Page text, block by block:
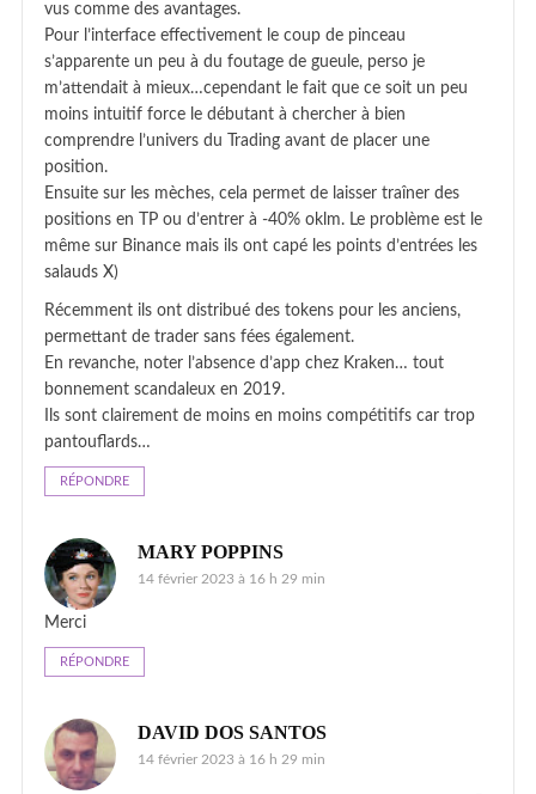
vus comme des avantages.
Pour l’interface effectivement le coup de pinceau
s’apparente un peu à du foutage de gueule, perso je
m’attendait à mieux…cependant le fait que ce soit un peu
moins intuitif force le débutant à chercher à bien
comprendre l’univers du Trading avant de placer une
position.
Ensuite sur les mèches, cela permet de laisser traîner des
positions en TP ou d’entrer à -40% oklm. Le problème est le
même sur Binance mais ils ont capé les points d’entrées les
salauds X)
Récemment ils ont distribué des tokens pour les anciens,
permettant de trader sans fées également.
En revanche, noter l’absence d’app chez Kraken… tout
bonnement scandaleux en 2019.
Ils sont clairement de moins en moins compétitifs car trop
pantouflards…
RÉPONDRE
MARY POPPINS
14 février 2023 à 16 h 29 min
Merci
RÉPONDRE
DAVID DOS SANTOS
14 février 2023 à 16 h 29 min